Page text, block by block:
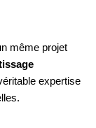
même projet
expertise